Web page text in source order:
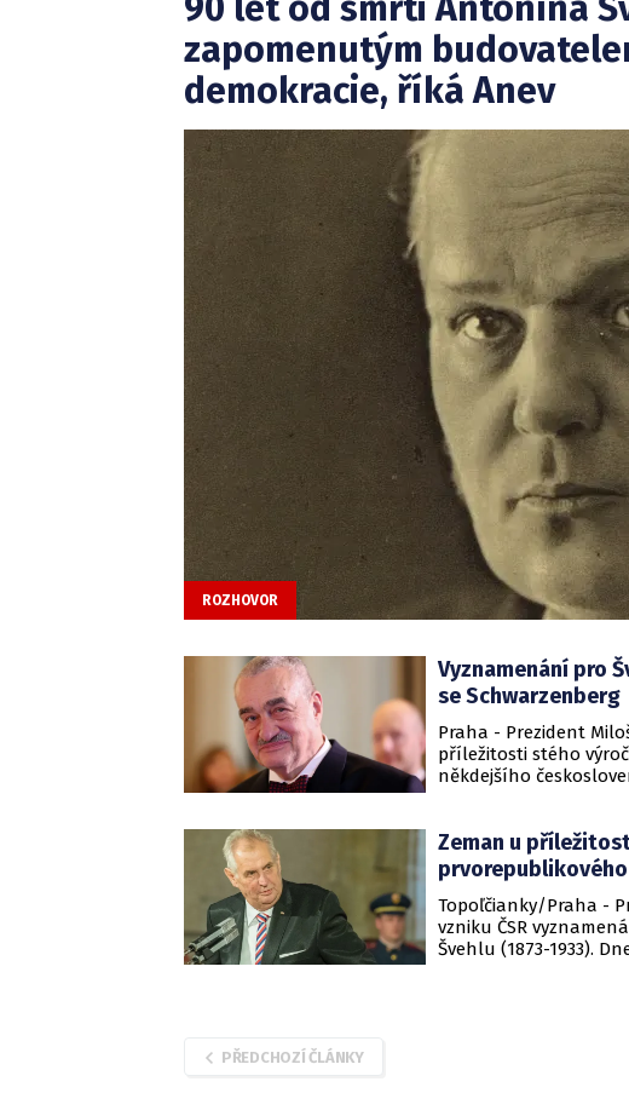
zapomenutým
demokracie, říká Anev
ROZHOVOR
Vyznamenání pro
se Schwarzenberg
Praha - Prezident
příležitosti stého
někdejšího
Zeman u
Topoľčianky/Praha -
vzniku ČSR
Švehlu (1873-1933).
PŘEDCHOZÍ ČLÁNKY